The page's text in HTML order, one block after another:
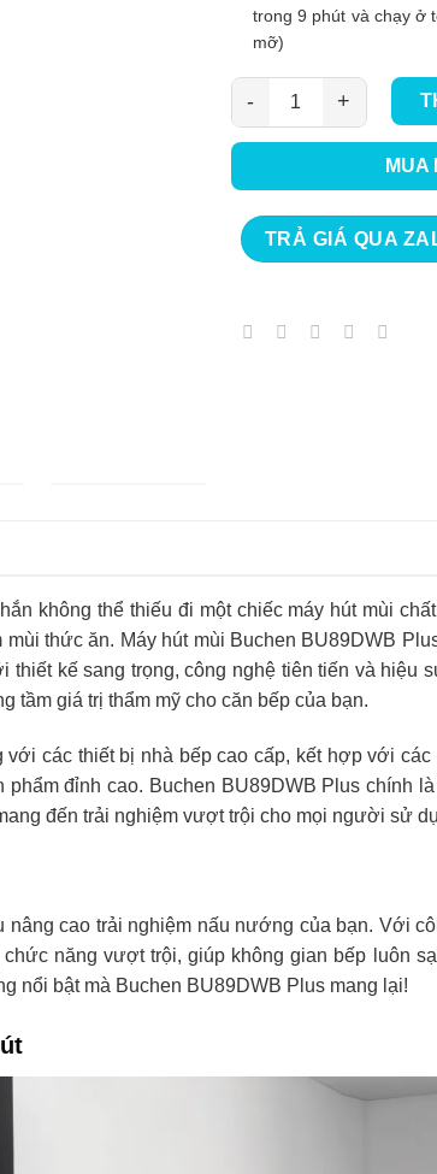
trong 9 phút và chạy ở
mỡ)
Máy hút mùi Buchen
MUA
TRẢ GIÁ QUA
không thể thiếu đi một chiếc máy hút mùi
thức ăn. Máy hút mùi Buchen BU89DWB
kế sang trọng, công nghệ tiên tiến và hiệu
tầm giá trị thẩm mỹ cho căn bếp của bạn.
các thiết bị nhà bếp cao cấp, kết hợp với các
đỉnh cao. Buchen BU89DWB Plus chính
đến trải nghiệm vượt trội cho mọi người sử
cao trải nghiệm nấu nướng của bạn. Với
năng vượt trội, giúp không gian bếp luôn
nổi bật mà Buchen BU89DWB Plus mang lại!